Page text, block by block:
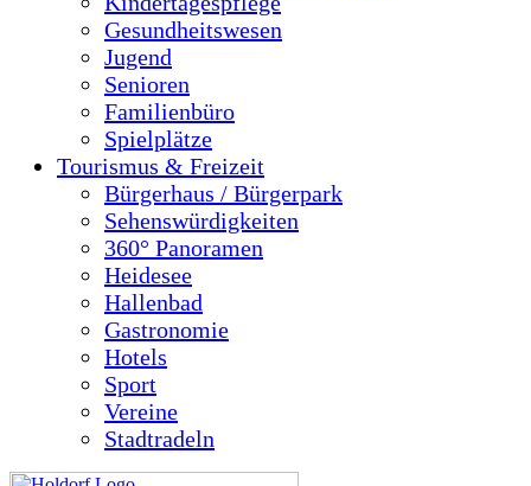
Gesundheitswesen
Jugend
Senioren
Familienbüro
Spielplätze
Tourismus & Freizeit
Bürgerhaus / Bürgerpark
Sehenswürdigkeiten
360° Panoramen
Heidesee
Hallenbad
Gastronomie
Hotels
Sport
Vereine
Stadtradeln